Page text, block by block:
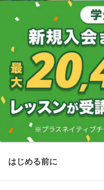
はじめる前に